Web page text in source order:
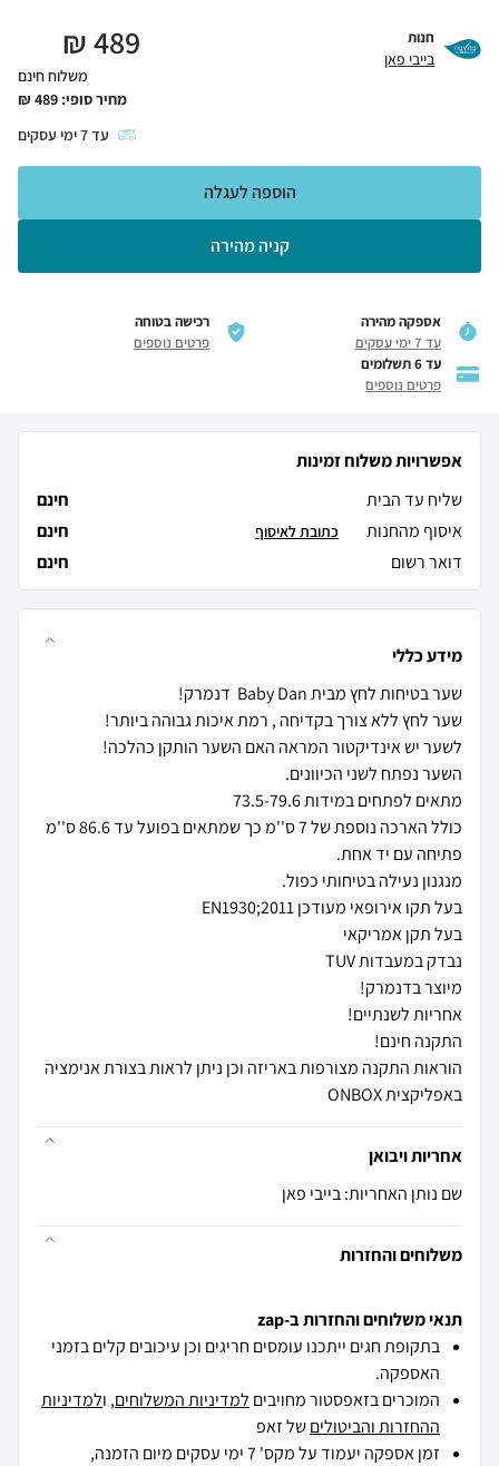
חנות
בייבי פאן 489
₪
משלוח חינם
מחיר סופי: 489
₪
עד7ימי עסקים
קניה מהירה
הוספה לעגלה
אספקה מהירה
עד 7 ימי עסקים
רכישה בטוחה
פרטים נוספים
עד 6 תשלומים
פרטים נוספים
אפשרויות משלוח זמינות
שליח עד הבית
חינם
איסוף מהחנות
חינם כתובת לאיסוף
דואר רשום חינם
מידע כללי
הוראות התקנה מצורפות באריזה וכן ניתן לראות בצורת אנימציה
באפליקצית ONBOX
אחריות ויבואן
שם נותן האחריות: בייבי פאן
משלוחים והחזרות
תנאי משלוחים והחזרות ב-zap
בתקופת חגים ייתכנו עומסים חריגים וכן עיכובים קלים בזמני
האספקה.
המוכרים בזאפסטור מחויבים למדיניות המשלוחים, ולמדיניות
ההחזרות והביטוליםשל זאפ
זמן אספקה יעמוד על מקס' 7 ימי עסקים מיום הזמנה,